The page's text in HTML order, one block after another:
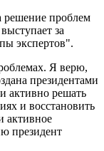
решение проблем
за
экспертов".
Я верю,
президентами
активно решать
и восстановить
активное
президент